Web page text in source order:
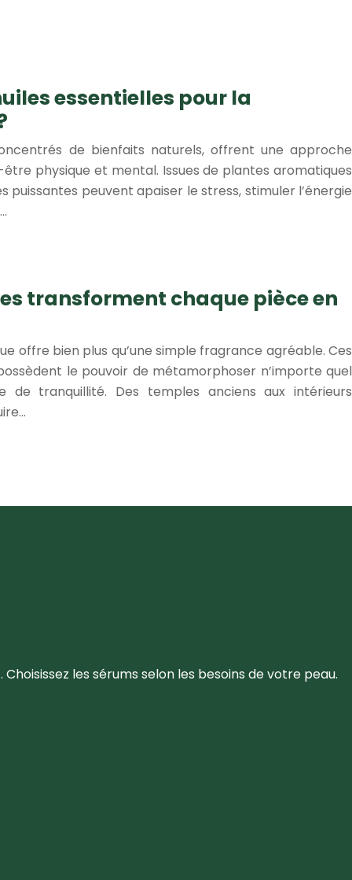
essentielles pour la
de bienfaits naturels, offrent une approche
physique et mental. Issues de plantes aromatiques
puissantes peuvent apaiser le stress, stimuler l’énergie
transforment chaque pièce en
offre bien plus qu’une simple fragrance agréable. Ces
le pouvoir de métamorphoser n’importe quel
de tranquillité. Des temples anciens aux intérieurs
les sérums selon les besoins de votre peau.